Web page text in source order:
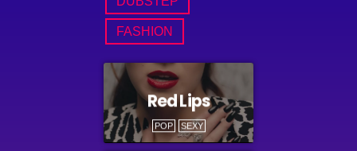
FASHION
Red Lips
POP SEXY